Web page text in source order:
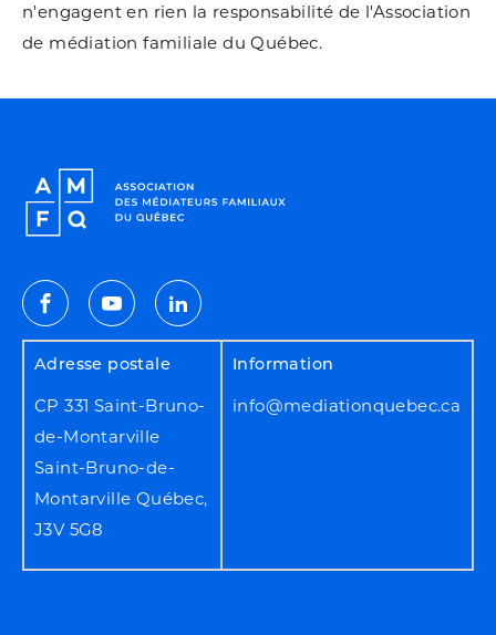
n'engagent en rien la responsabilité de l'Association
de médiation familiale du Québec.
FacebookYoutubeLinkedin
Adresse postale
CP 331 Saint-Bruno-
de-Montarville
Saint-Bruno-de-
Montarville Québec,
J3V 5G8
Information
info@mediationquebec.ca